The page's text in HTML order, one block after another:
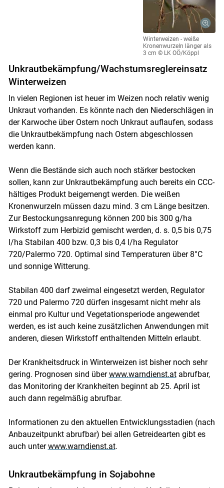
Winterweizen - weiße
Kronenwurzeln länger als
3 cm © LK OÖ/Köppl
Unkrautbekämpfung/Wachstumsreglereinsatz
Winterweizen
In vielen Regionen ist heuer im Weizen noch relativ wenig
Unkraut vorhanden. Es könnte nach den Niederschlägen in
der Karwoche über Ostern noch Unkraut auflaufen, sodass
die Unkrautbekämpfung nach Ostern abgeschlossen
werden kann.
Wenn die Bestände sich auch noch stärker bestocken
sollen, kann zur Unkrautbekämpfung auch bereits ein CCC-
hältiges Produkt beigemengt werden. Die weißen
Kronenwurzeln müssen dazu mind. 3 cm Länge besitzen.
Zur Bestockungsanregung können 200 bis 300 g/ha
Wirkstoff zum Herbizid gemischt werden, d. s. 0,5 bis 0,75
l/ha Stabilan 400 bzw. 0,3 bis 0,4 l/ha Regulator
720/Palermo 720. Optimal sind Temperaturen über 8°C
und sonnige Witterung.
Stabilan 400 darf zweimal eingesetzt werden, Regulator
720 und Palermo 720 dürfen insgesamt nicht mehr als
einmal pro Kultur und Vegetationsperiode angewendet
werden, es ist auch keine zusätzlichen Anwendungen mit
anderen, diesen Wirkstoff enthaltenden Mitteln erlaubt.
Der Krankheitsdruck in Winterweizen ist bisher noch sehr
gering. Prognosen sind überwww.warndienst.atabrufbar,
das Monitoring der Krankheiten beginnt ab 25. April ist
auch dann regelmäßig abrufbar.
Informationen zu den aktuellen Entwicklungsstadien (nach
Anbauzeitpunkt abrufbar) bei allen Getreidearten gibt es
auch unterwww.warndienst.at.
Unkrautbekämpfung in Sojabohne